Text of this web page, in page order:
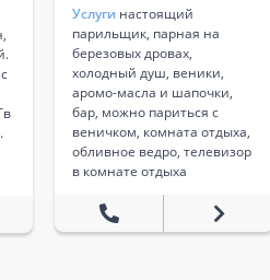
Услуги настоящий
парильщик, парная на
березовых дровах,
холодный душ, веники,
аромо-масла и шапочки,
бар, можно париться с
веничком, комната отдыха,
обливное ведро, телевизор
в комнате отдыха